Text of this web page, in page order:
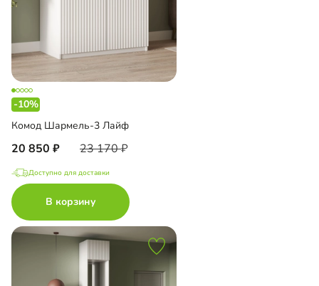
-10%
Комод Шармель-3 Лайф
20 850 23 170
Доступно для доставки
В корзину